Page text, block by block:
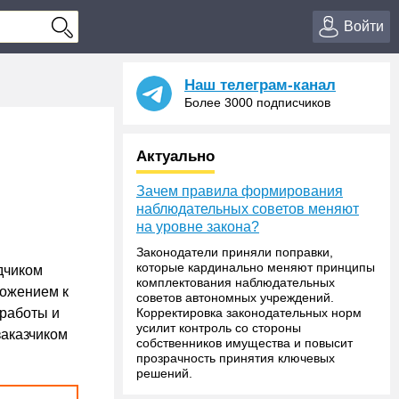
Войти
к
и
Наш телеграм-канал
Более 3000 подписчиков
Актуально
Зачем правила формирования
наблюдательных советов меняют
на уровне закона?
Законодатели приняли поправки,
которые кардинально меняют принципы
комплектования наблюдательных
советов автономных учреждений.
Корректировка законодательных норм
усилит контроль со стороны
собственников имущества и повысит
прозрачность принятия ключевых
решений.